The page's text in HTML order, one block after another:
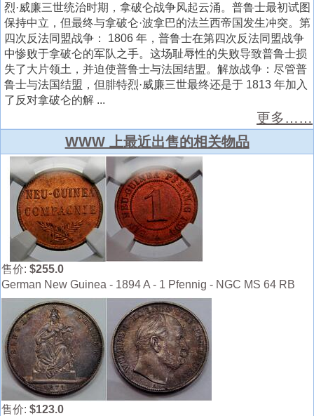
烈·威廉三世统治时期，拿破仑战争风起云涌。普鲁士最初试图
保持中立，但最终与拿破仑·波拿巴的法兰西帝国发生冲突。第
四次反法同盟战争： 1806 年，普鲁士在第四次反法同盟战争
中惨败于拿破仑的军队之手。这场耻辱性的失败导致普鲁士损
失了大片领土，并迫使普鲁士与法国结盟。解放战争：尽管普
鲁士与法国结盟，但腓特烈·威廉三世最终还是于 1813 年加入
了反对拿破仑的解 ...
更多……
WWW 上最近出售的相关物品
售价: $255.0
German New Guinea - 1894 A - 1 Pfennig - NGC MS 64 RB
售价: $123.0